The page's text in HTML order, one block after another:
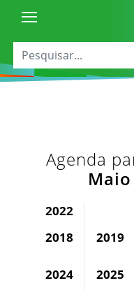
Agenda
2022
2018
2019
2024 2025